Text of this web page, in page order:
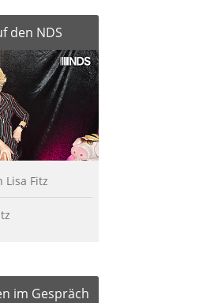
den NDS
Lisa Fitz
im Gespräch